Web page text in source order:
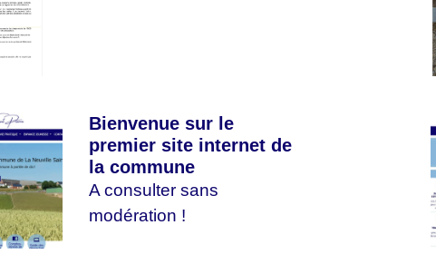
Bienvenue sur le
premier site internet de
la commune
A consulter sans
modération !